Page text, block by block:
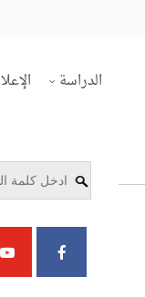
الدراسة